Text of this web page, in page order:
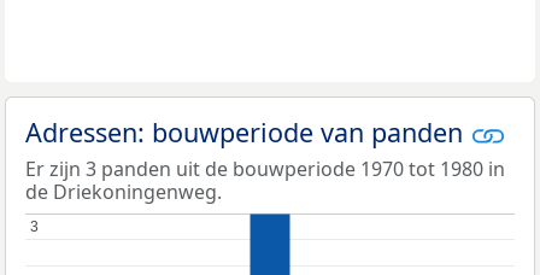
Adressen: bouwperiode van panden
Er zijn 3 panden uit de bouwperiode 1970 tot 1980 in
de Driekoningenweg.
3
3